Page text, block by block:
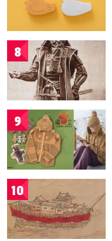
8
9
10